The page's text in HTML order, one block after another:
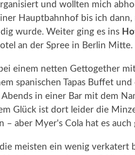
und wollten mich
Hauptbahnhof bis ich dann,
wurde. Weiter ging es ins
an der Spree in Berlin Mitte.
einem netten Gettogether
spanischen Tapas Buffet und
in einer Bar mit dem
Glück ist dort leider die
– aber Myer's Cola hat es auch
meisten ein wenig verkatert